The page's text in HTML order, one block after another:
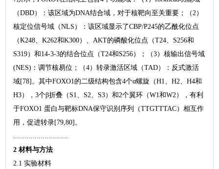
（DBD）：该区域为DNA结合域，对于核靶向至关重要；（2）
核定位信号域（NLS）：该区域显示了CBP/P245的乙酰化位点
（K248、K262和K300）、AKT的磷酸化位点（T24、S256和
S319）和14-3-3的结合位点（T24和S256）；（3）核输出信号域
(NES)：调节核易位；（4）转录激活区域（TAD）：反式激活
域[78]。其中FOXO1的二级结构包含4个α螺旋（H1、H2、H4和
H3），3个β折叠（S1、S2、S3）和2个翼环（W1和W2），有利
于FOXO1 蛋白与靶标DNA保守识别序列（TTGTTTAC）相互作
用，促进转录[79,80]。
2 材料与方法
2.1 实验材料